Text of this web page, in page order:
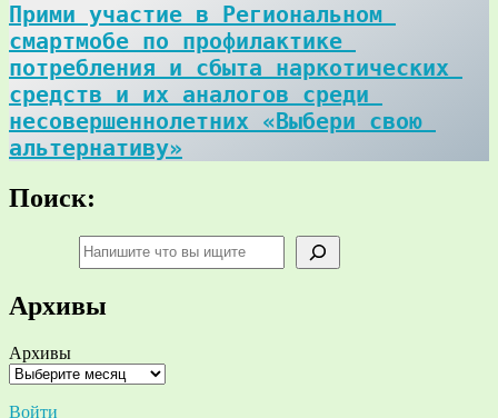
Прими участие в Региональном
смартмобе по профилактике
потребления и сбыта наркотических
средств и их аналогов среди
несовершеннолетних «Выбери свою
альтернативу»
Поиск:
Архивы
Архивы
Войти